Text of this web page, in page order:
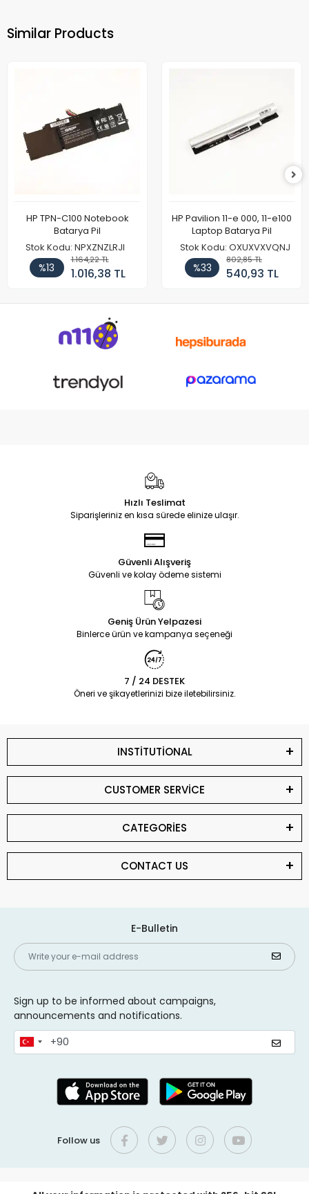
Similar Products
HP TPN-C100 Notebook
Batarya Pil
Stok Kodu: NPXZNZLRJI
%13
1.164,22 TL
1.016,38 TL
HP Pavilion 11-e 000, 11-e100
Laptop Batarya Pil
Stok Kodu: OXUXVXVQNJ
%33
802,85 TL
540,93 TL
Hızlı Teslimat
Siparişleriniz en kısa sürede elinize ulaşır.
Güvenli Alışveriş
Güvenli ve kolay ödeme sistemi
Geniş Ürün Yelpazesi
Binlerce ürün ve kampanya seçeneği
7 / 24 DESTEK
Öneri ve şikayetlerinizi bize iletebilirsiniz.
INSTİTUTİONAL
CUSTOMER SERVİCE
CATEGORİES
CONTACT US
E-Bulletin
Sign up to be informed about campaigns,
announcements and notifications.
Follow us